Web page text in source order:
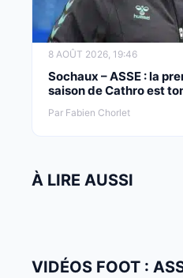
8 AOÛT 2026, 19:46
Sochaux – ASSE : la
saison de Cathro est
Par Fabien Chorlet
À LIRE AUSSI
VIDÉOS FOOT :